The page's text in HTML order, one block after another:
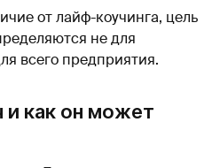
от лайф-коучинга, цель
не для
всего предприятия.
и как он может